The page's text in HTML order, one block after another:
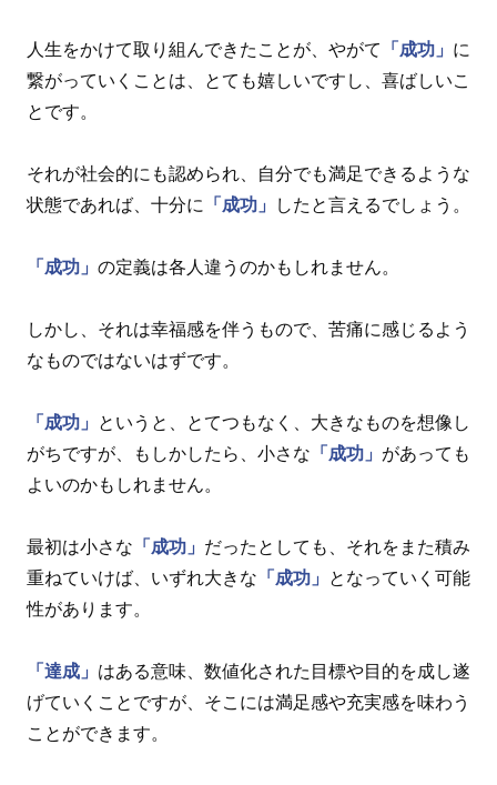
人生をかけて取り組んできたことが、やがて 「成功」 に
繋がっていくことは、とても嬉しいですし、喜ばしいこ
とです。
それが社会的にも認められ、自分でも満足できるような
状態であれば、十分に
「成功」 したと言えるでしょう。
「成功」 の定義は各人違うのかもしれません。
しかし、それは幸福感を伴うもので、苦痛に感じるよう
なものではないはずです。
「成功」
というと、とてつもなく、大きなものを想像し
がちですが、もしかしたら、小さな 「成功」 があっても
よいのかもしれません。
最初は小さな 「成功」 だったとしても、それをまた積み
重ねていけば、いずれ大きな 「成功」
となっていく可能
性があります。
「達成」 はある意味、数値化された目標や目的を成し遂
げていくことですが、そこには満足感や充実感を味わう
ことができます。